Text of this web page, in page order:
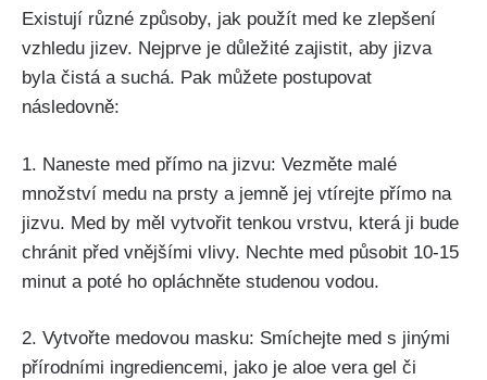
Existují ⁢různé způsoby, jak‌ použít med ke ‌zlepšení
vzhledu ⁤jizev.⁢ Nejprve je‍ důležité zajistit, ⁢aby jizva
byla⁤ čistá a ‌suchá. Pak můžete postupovat
následovně:
1. Naneste med‌ přímo na jizvu:⁤ Vezměte ‌malé
množství‍ medu na prsty a jemně ‌jej ‍vtírejte přímo na
jizvu. Med by měl vytvořit ⁣tenkou vrstvu, která ji bude
chránit před ​vnějšími vlivy. ⁣Nechte ⁤med působit 10-15
minut a poté ho opláchněte studenou ⁢vodou.
2.‌ Vytvořte medovou masku: Smíchejte ‍med s⁣ jinými
přírodními ingrediencemi,⁢ jako je aloe vera ⁢gel či